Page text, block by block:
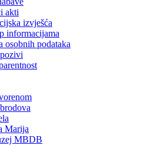
akti
izvješća
informacijama
osobnih podataka
Marija
MBDB